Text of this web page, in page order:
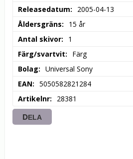
Releasedatum
2005-04-13
Åldersgräns
15 år
Antal skivor
1
Färg/svartvit
Färg
Bolag
Universal Sony
EAN
5050582821284
Artikelnr
28381
DELA